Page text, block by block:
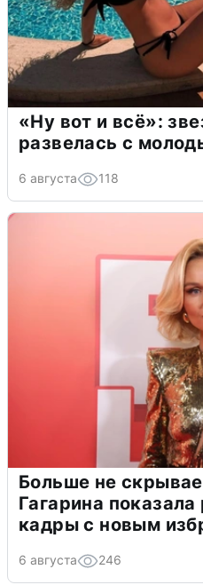
«Ну вот и всё»:
развелась с
6 августа 118
Больше не
Гагарина
кадры с новым
6 августа 246